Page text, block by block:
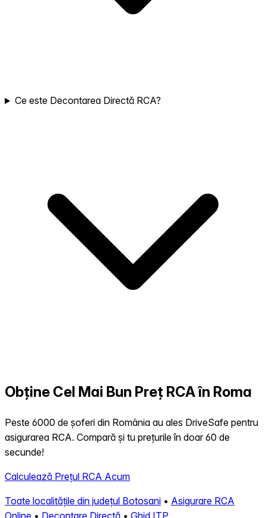
Ce este Decontarea Directă RCA?
Obține Cel Mai Bun Preț RCA în Roma
Peste 6000 de șoferi din România au ales DriveSafe pentru
asigurarea RCA. Compară și tu prețurile în doar 60 de
secunde!
Calculează Prețul RCA Acum
Toate localitățile din județul Botosani • Asigurare RCA